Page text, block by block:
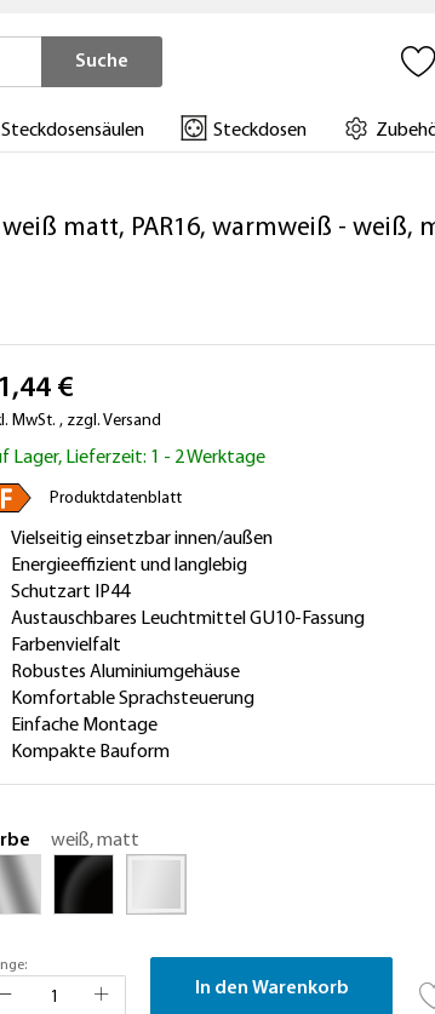
Suche
Steckdosensäulen Steckdosen
matt, PAR16, warmweiß - weiß,
€
MwSt. , zzgl. Versand
Lager, Lieferzeit: 1 - 2 Werktage
Produktdatenblatt
Vielseitig einsetzbar innen/außen
Energieeffizient und langlebig
Schutzart IP44
Austauschbares Leuchtmittel GU10-Fassung
Farbenvielfalt
Robustes Aluminiumgehäuse
Komfortable Sprachsteuerung
Einfache Montage
Kompakte Bauform
weiß, matt
In den Warenkorb